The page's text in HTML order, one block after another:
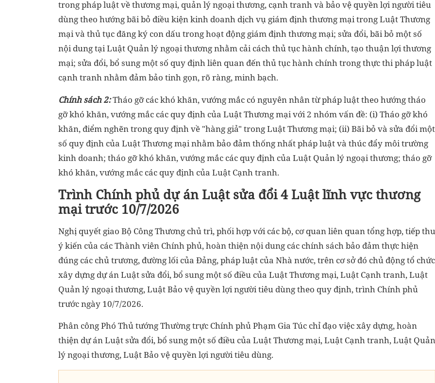
trong pháp luật về thương mại, quản lý ngoại thương, cạnh tranh và bảo vệ quyền lợi người tiêu
dùng theo hướng bãi bỏ điều kiện kinh doanh dịch vụ giám định thương mại trong Luật Thương
mại và thủ tục đăng ký con dấu trong hoạt động giám định thương mại; sửa đổi, bãi bỏ một số
nội dung tại Luật Quản lý ngoại thương nhằm cải cách thủ tục hành chính, tạo thuận lợi thương
mại; sửa đổi, bổ sung một số quy định liên quan đến thủ tục hành chính trong thực thi pháp luật
cạnh tranh nhằm đảm bảo tinh gọn, rõ ràng, minh bạch.
Chính sách 2:Tháo gỡ các khó khăn, vướng mắc có nguyên nhân từ pháp luật theo hướng tháo
gỡ khó khăn, vướng mắc các quy định của Luật Thương mại với 2 nhóm vấn đề: (i) Tháo gỡ khó
khăn, điểm nghẽn trong quy định về "hàng giả" trong Luật Thương mại; (ii) Bãi bỏ và sửa đổi một
số quy định của Luật Thương mại nhằm bảo đảm thống nhất pháp luật và thúc đẩy môi trường
kinh doanh; tháo gỡ khó khăn, vướng mắc các quy định của Luật Quản lý ngoại thương; tháo gỡ
khó khăn, vướng mắc các quy định của Luật Cạnh tranh.
Trình Chính phủ dự án Luật sửa đổi 4 Luật lĩnh vực thương
mại trước 10/7/2026
Nghị quyết giao Bộ Công Thương chủ trì, phối hợp với các bộ, cơ quan liên quan tổng hợp, tiếp thu
ý kiến của các Thành viên Chính phủ, hoàn thiện nội dung các chính sách bảo đảm thực hiện
đúng các chủ trương, đường lối của Đảng, pháp luật của Nhà nước, trên cơ sở đó chủ động tổ chức
xây dựng dự án Luật sửa đổi, bổ sung một số điều của Luật Thương mại, Luật Cạnh tranh, Luật
Quản lý ngoại thương, Luật Bảo vệ quyền lợi người tiêu dùng theo quy định, trình Chính phủ
trước ngày 10/7/2026.
Phân công Phó Thủ tướng Thường trực Chính phủ Phạm Gia Túc chỉ đạo việc xây dựng, hoàn
thiện dự án Luật sửa đổi, bổ sung một số điều của Luật Thương mại, Luật Cạnh tranh, Luật Quản
lý ngoại thương, Luật Bảo vệ quyền lợi người tiêu dùng.